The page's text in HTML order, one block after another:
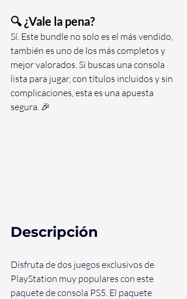
🔍 ¿Vale la pena?
Sí. Este bundle no solo es el más vendido,
también es uno de los más completos y
mejor valorados. Si buscas una consola
lista para jugar, con títulos incluidos y sin
complicaciones, esta es una apuesta
segura. 🎉
Descripción
Disfruta de dos juegos exclusivos de
PlayStation muy populares con este
paquete de consola PS5. El paquete